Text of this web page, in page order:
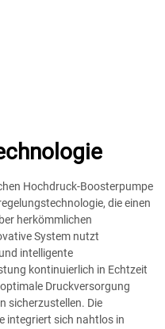
Hochdruck-Boosterpumpe
die einen
herkömmlichen
System nutzt
intelligente
kontinuierlich in Echtzeit
Druckversorgung
sicherzustellen. Die
integriert sich nahtlos in